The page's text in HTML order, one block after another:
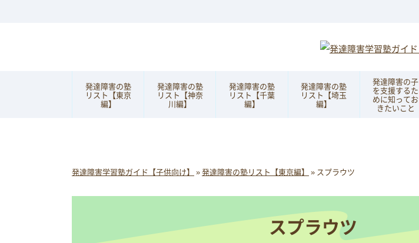
発達障害の塾
リスト【東京
編】
発達障害の塾
リスト【神奈
川編】
発達障害の塾
リスト【千葉
編】
発達障害の塾
リスト【埼玉
編】
発達障害の子
を支援するた
めに知ってお
きたいこと
発達障害学習塾ガイド【子供向け】 »発達障害の塾リスト【東京編】 » スプラウツ
スプラウツ